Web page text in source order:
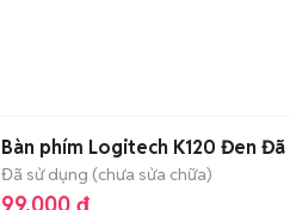
Bàn phím Logitech K120 Đen Đã
Đã sử dụng (chưa sửa chữa)